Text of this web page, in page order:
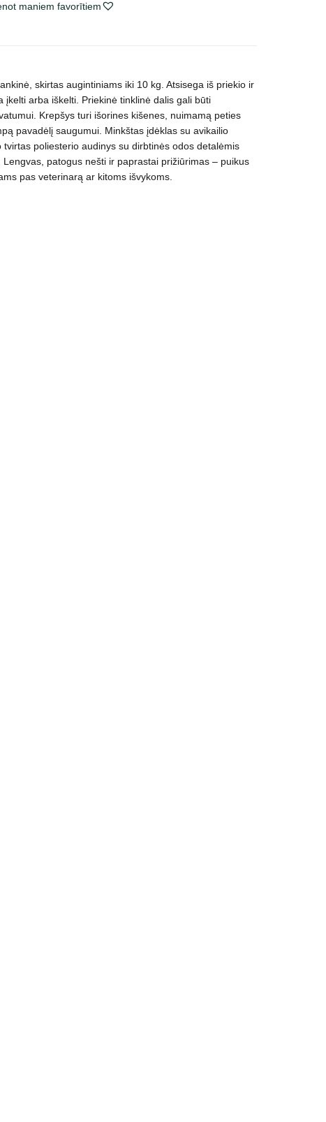
maniem favorītiem
skirtas augintiniams iki 10 kg. Atsisega iš priekio ir
įkelti arba iškelti. Priekinė tinklinė dalis gali būti
Krepšys turi išorines kišenes, nuimamą peties
pavadėlį saugumui. Minkštas įdėklas su avikailio
poliesterio audinys su dirbtinės odos detalėmis
Lengvas, patogus nešti ir paprastai prižiūrimas – puikus
pas veterinarą ar kitoms išvykoms.